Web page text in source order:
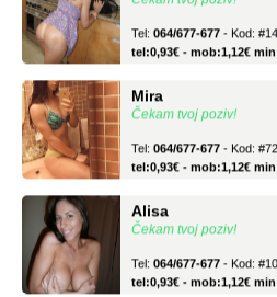
tel:0,93€ - mob:1,12€ min
Čekam tvoj poziv!
tel:0,93€ - mob:1,12€ min
Čekam tvoj poziv!
tel:0,93€ - mob:1,12€ min